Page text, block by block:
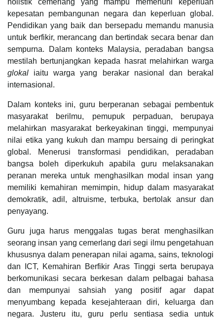
holistik cemerlang yang mampu memenuhi keperluan
kepesatan pembangunan negara dan keperluan global.
Pendidikan yang baik dan bersepadu memandu manusia
untuk berfikir, merancang dan bertindak secara benar dan
sempurna. Dalam konteks Malaysia, peradaban bangsa
mestilah bertunjangkan kepada hasrat melahirkan warga
glokal iaitu warga yang berakar nasional dan berakal
internasional.
Dalam konteks ini, guru berperanan sebagai pembentuk
masyarakat berilmu, pemupuk perpaduan, berupaya
melahirkan masyarakat berkeyakinan tinggi, mempunyai
nilai etika yang kukuh dan mampu bersaing di peringkat
global. Menerusi transformasi pendidikan, peradaban
bangsa boleh diperkukuh apabila guru melaksanakan
peranan mereka untuk menghasilkan modal insan yang
memiliki kemahiran memimpin, hidup dalam masyarakat
demokratik, adil, altruisme, terbuka, bertolak ansur dan
penyayang.
Guru juga harus menggalas tugas berat menghasilkan
seorang insan yang cemerlang dari segi ilmu pengetahuan
khususnya dalam penerapan nilai agama, sains, teknologi
dan ICT, Kemahiran Berfikir Aras Tinggi serta berupaya
berkomunikasi secara berkesan dalam pelbagai bahasa
dan mempunyai sahsiah yang positif agar dapat
menyumbang kepada kesejahteraan diri, keluarga dan
negara. Justeru itu, guru perlu sentiasa sedia untuk